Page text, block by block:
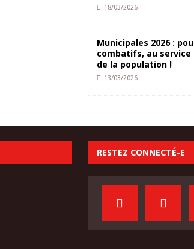
18/03/2026
Municipales 2026 :
combatifs, au
de la population !
13/03/2026
RESTEZ CONNECTÉ-E